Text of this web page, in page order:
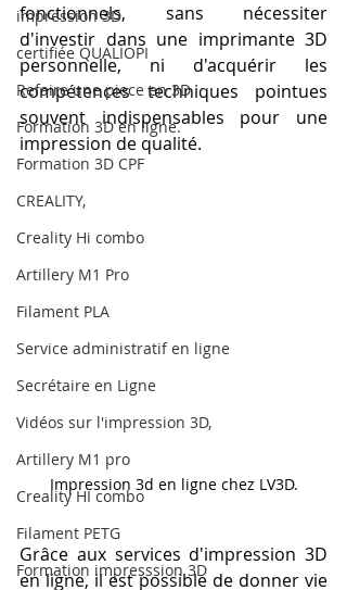
impression 3D
certifiée QUALIOPI
Refaire une piece en 3D
Formation 3D en ligne.
Formation 3D CPF
CREALITY,
Creality Hi combo
Artillery M1 Pro
Filament PLA
Service administratif en ligne
Secrétaire en Ligne
Vidéos sur l'impression 3D,
Artillery M1 pro
Creality HI combo
Filament PETG
Formation impresssion 3D
fonctionnels, sans nécessiter
d'investir dans une imprimante 3D
personnelle, ni d'acquérir les
compétences techniques pointues
souvent indispensables pour une
impression de qualité.
Impression 3d en ligne chez LV3D.
Grâce aux services d'impression 3D
en ligne, il est possible de donner vie